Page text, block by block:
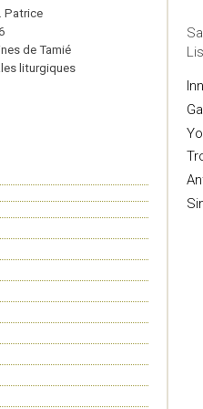
Patrice
de Tamié
liturgiques